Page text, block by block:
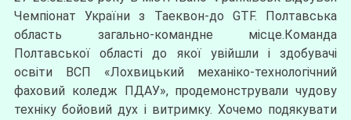
Чемпіонат України з Таеквон-до GTF. Полтавська
область загально-командне місце.Команда
Полтавської області до якої увійшли і здобувачі
освіти ВСП «Лохвицький механіко-технологічний
фаховий коледж ПДАУ», продемонстрували чудову
техніку бойовий дух і витримку. Хочемо подякувати